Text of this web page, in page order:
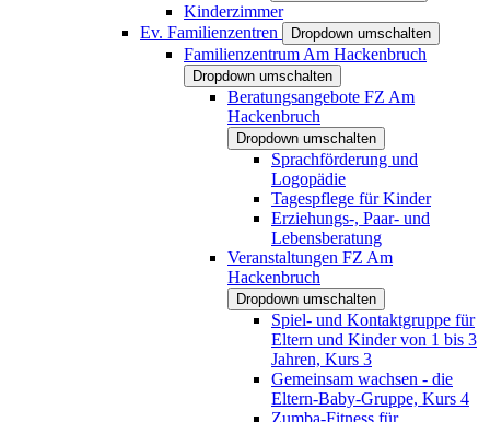
Kinderzimmer
Ev. Familienzentren
Dropdown umschalten
Familienzentrum Am Hackenbruch
Dropdown umschalten
Beratungsangebote FZ Am
Hackenbruch
Dropdown umschalten
Sprachförderung und
Logopädie
Tagespflege für Kinder
Erziehungs-, Paar- und
Lebensberatung
Veranstaltungen FZ Am
Hackenbruch
Dropdown umschalten
Spiel- und Kontaktgruppe für
Eltern und Kinder von 1 bis 3
Jahren, Kurs 3
Gemeinsam wachsen - die
Eltern-Baby-Gruppe, Kurs 4
Zumba-Fitness für